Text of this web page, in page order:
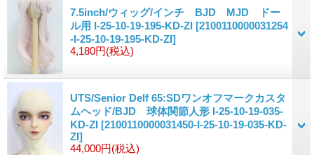
7.5inch/ウィッグ/インチ BJD MJD ドー
ル用 I-25-10-19-195-KD-ZI [2100110000031254
-I-25-10-19-195-KD-ZI]
4,180円(税込)
UTS/Senior Delf 65:SDワンオフマークカスタ
ムヘッド/BJD 球体関節人形 I-25-10-19-035-
KD-ZI [2100110000031450-I-25-10-19-035-KD-
ZI]
44,000円(税込)